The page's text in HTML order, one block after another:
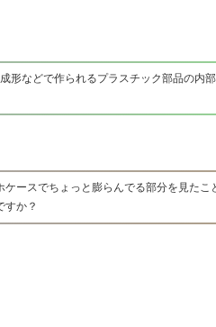
形などで作られるプラスチック部品の
ースでちょっと膨らんでる部分を見たこ
すか？